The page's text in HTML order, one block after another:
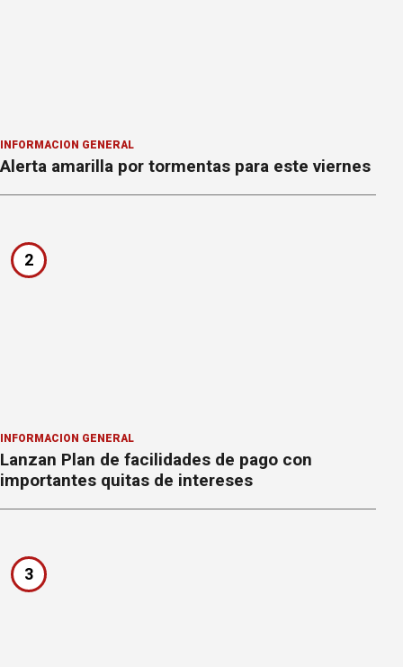
INFORMACION GENERAL
Alerta amarilla por tormentas para este viernes
2
INFORMACION GENERAL
Lanzan Plan de facilidades de pago con
importantes quitas de intereses
3